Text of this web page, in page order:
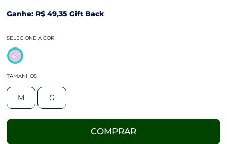
Ganhe: R$ 49,35 Gift Back
SELECIONE A COR
TAMANHOS
M G
COMPRAR